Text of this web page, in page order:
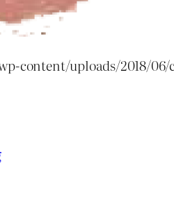
content/uploads/2018/